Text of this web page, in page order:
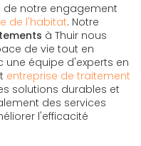
de notre engagement
de l'habitat. Notre
à Thuir nous
de vie tout en
une équipe d'experts en
entreprise de traitement
solutions durables et
des services
l'efficacité